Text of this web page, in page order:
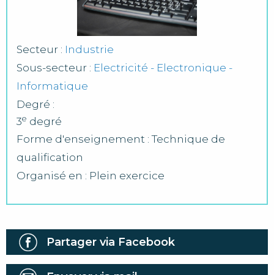
Secteur : Industrie
Sous-secteur : Electricité - Electronique -
Informatique
Degré :
3e degré
Forme d'enseignement : Technique de
qualification
Organisé en : Plein exercice
Partager via Facebook